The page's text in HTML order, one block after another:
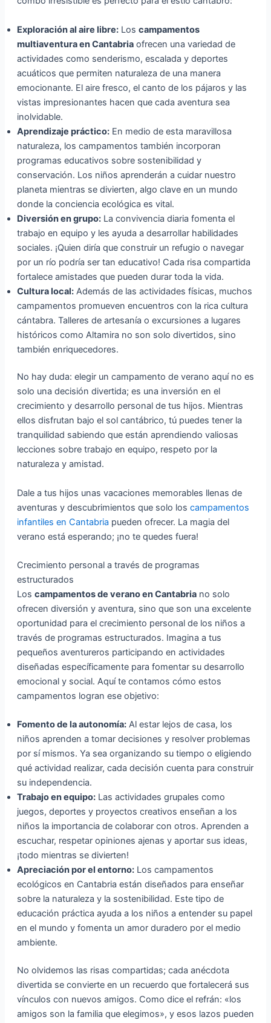
Exploración al aire libre:Los campamentos
multiaventura en Cantabriaofrecen una variedad de
actividades como senderismo, escalada y deportes
acuáticos que permiten naturaleza de una manera
emocionante. El aire fresco, el canto de los pájaros y las
vistas impresionantes hacen que cada aventura sea
inolvidable.
Aprendizaje práctico:En medio de esta maravillosa
naturaleza, los campamentos también incorporan
programas educativos sobre sostenibilidad y
conservación. Los niños aprenderán a cuidar nuestro
planeta mientras se divierten, algo clave en un mundo
donde la conciencia ecológica es vital.
Diversión en grupo:La convivencia diaria fomenta el
trabajo en equipo y les ayuda a desarrollar habilidades
sociales. ¡Quien diría que construir un refugio o navegar
por un río podría ser tan educativo! Cada risa compartida
fortalece amistades que pueden durar toda la vida.
Cultura local:Además de las actividades físicas, muchos
campamentos promueven encuentros con la rica cultura
cántabra. Talleres de artesanía o excursiones a lugares
históricos como Altamira no son solo divertidos, sino
también enriquecedores.
No hay duda: elegir un campamento de verano aquí no es
solo una decisión divertida; es una inversión en el
crecimiento y desarrollo personal de tus hijos. Mientras
ellos disfrutan bajo el sol cantábrico, tú puedes tener la
tranquilidad sabiendo que están aprendiendo valiosas
lecciones sobre trabajo en equipo, respeto por la
naturaleza y amistad.
Dale a tus hijos unas vacaciones memorables llenas de
aventuras y descubrimientos que solo los campamentos
infantiles en Cantabria pueden ofrecer. La magia del
verano está esperando; ¡no te quedes fuera!
Crecimiento personal a través de programas
estructurados
Los campamentos de verano en Cantabriano solo
ofrecen diversión y aventura, sino que son una excelente
oportunidad para el crecimiento personal de los niños a
través de programas estructurados. Imagina a tus
pequeños aventureros participando en actividades
diseñadas específicamente para fomentar su desarrollo
emocional y social. Aquí te contamos cómo estos
campamentos logran ese objetivo:
Fomento de la autonomía:Al estar lejos de casa, los
niños aprenden a tomar decisiones y resolver problemas
por sí mismos. Ya sea organizando su tiempo o eligiendo
qué actividad realizar, cada decisión cuenta para construir
su independencia.
Trabajo en equipo:Las actividades grupales como
juegos, deportes y proyectos creativos enseñan a los
niños la importancia de colaborar con otros. Aprenden a
escuchar, respetar opiniones ajenas y aportar sus ideas,
¡todo mientras se divierten!
Apreciación por el entorno:Los campamentos
ecológicos en Cantabria están diseñados para enseñar
sobre la naturaleza y la sostenibilidad. Este tipo de
educación práctica ayuda a los niños a entender su papel
en el mundo y fomenta un amor duradero por el medio
ambiente.
No olvidemos las risas compartidas; cada anécdota
divertida se convierte en un recuerdo que fortalecerá sus
vínculos con nuevos amigos. Como dice el refrán: «los
amigos son la familia que elegimos», y esos lazos pueden